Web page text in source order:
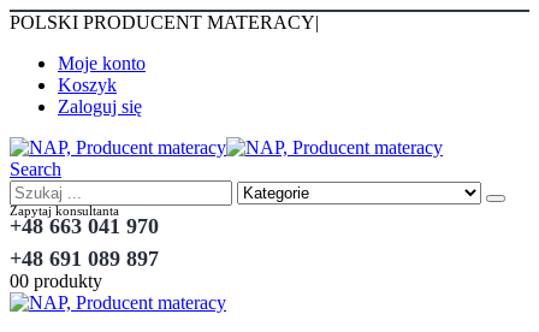
POLSKI PRODUCENT MATERACY|
Moje konto
Koszyk
Zaloguj się
Search
Zapytaj konsultanta
+48 663 041 970
+48 691 089 897
00 produkty